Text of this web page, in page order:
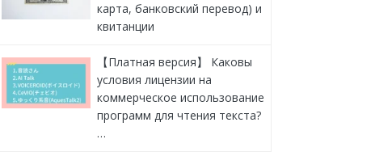
карта, банковский перевод) и
квитанции
【Платная версия】 Каковы
условия лицензии на
коммерческое использование
программ для чтения текста?
…